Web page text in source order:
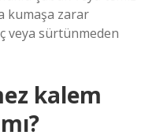
kumaşa zarar
veya sürtünmeden
kalem